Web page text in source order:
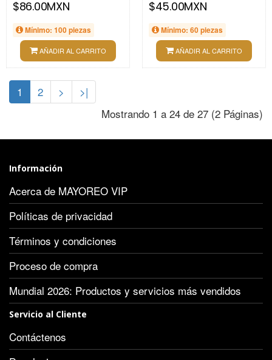
$86.00MXN
Mínimo: 100 piezas
AÑADIR AL CARRITO
$45.00MXN
Mínimo: 60 piezas
AÑADIR AL CARRITO
1 2 >
>|
Mostrando 1 a 24 de 27 (2 Páginas)
Información
Acerca de MAYOREO VIP
Políticas de privacidad
Términos y condiciones
Proceso de compra
Mundial 2026: Productos y servicios más vendidos
Servicio al Cliente
Contáctenos